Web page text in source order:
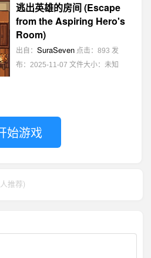
逃出英雄的房间 (Escape
from the Aspiring Hero's
Room)
出自： SuraSeven 点击：893 发
布：2025-11-07 文件大小：未知
始游戏
推荐)